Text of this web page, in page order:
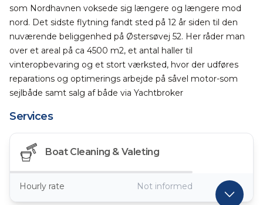
som Nordhavnen voksede sig længere og længere mod
nord. Det sidste flytning fandt sted på 12 år siden til den
nuværende beliggenhed på Østersøvej 52. Her råder man
over et areal på ca 4500 m2, et antal haller til
vinteropbevaring og et stort værksted, hvor der udføres
reparations og optimerings arbejde på såvel motor-som
sejlbåde samt salg af både via Yachtbroker
Services
Boat Cleaning & Valeting
Hourly rate Not informed